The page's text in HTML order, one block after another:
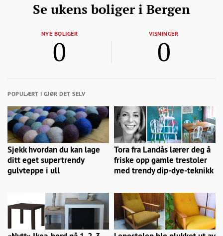
Se ukens boliger i Bergen
NYE BOLIGER
0
VISNINGER
0
POPULÆRT I GJØR DET SELV
Sjekk hvordan du kan lage
ditt eget supertrendy
gulvteppe i ull
Tora fra Landås lærer deg å
friske opp gamle trestoler
med trendy dip-dye-teknikk